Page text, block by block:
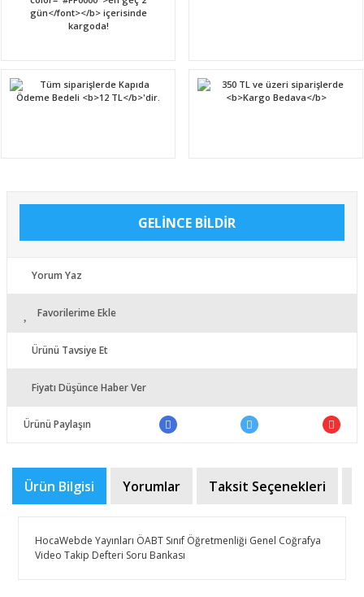
GELİNCE BİLDİR
Yorum Yaz
Favorilerime Ekle
Ürünü Tavsiye Et
Fiyatı Düşünce Haber Ver
Ürünü Paylaşın
Ürün Bilgisi Yorumlar Taksit Seçenekleri
HocaWebde Yayınları ÖABT Sınıf Öğretmenliği Genel Coğrafya
Video Takip Defteri Soru Bankası